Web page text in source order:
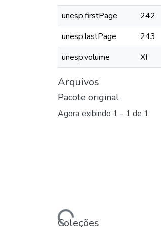
unesp.firstPage
242
unesp.lastPage
243
unesp.volume
XI
Arquivos
Pacote original
Agora exibindo 1 - 1 de 1
Carregando...
Coleções